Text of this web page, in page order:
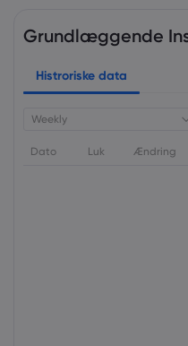
Grundlæggende
Histroriske data
Weekly
Dato Luk Ændring